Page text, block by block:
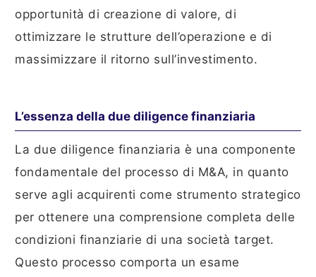
opportunità di creazione di valore, di
ottimizzare le strutture dell’operazione e di
massimizzare il ritorno sull’investimento.
L’essenza della due diligence finanziaria
La due diligence finanziaria è una componente
fondamentale del processo di M&A, in quanto
serve agli acquirenti come strumento strategico
per ottenere una comprensione completa delle
condizioni finanziarie di una società target.
Questo processo comporta un esame